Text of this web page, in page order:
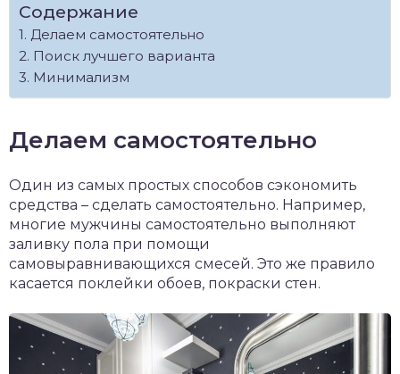
Содержание
Делаем самостоятельно
Поиск лучшего варианта
Минимализм
Делаем самостоятельно
Один из самых простых способов сэкономить
средства – сделать самостоятельно. Например,
многие мужчины самостоятельно выполняют
заливку пола при помощи
самовыравнивающихся смесей. Это же правило
касается поклейки обоев, покраски стен.